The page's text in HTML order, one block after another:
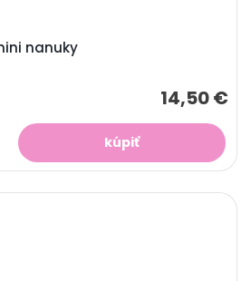
nanuky
14,50 €